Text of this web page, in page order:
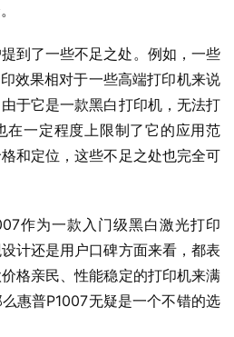
到了一些不足之处。例如，一些
效果相对于一些高端打印机来说
于它是一款黑白打印机，无法打
在一定程度上限制了它的应用范
和定位，这些不足之处也完全可
作为一款入门级黑白激光打印
计还是用户口碑方面来看，都表
格亲民、性能稳定的打印机来满
惠普P1007无疑是一个不错的选